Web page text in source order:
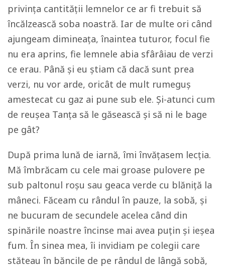
privința cantității lemnelor ce ar fi trebuit să
încălzească soba noastră. Iar de multe ori când
ajungeam dimineața, înaintea tuturor, focul fie
nu era aprins, fie lemnele abia sfârâiau de verzi
ce erau. Până și eu știam că dacă sunt prea
verzi, nu vor arde, oricât de mult rumeguș
amestecat cu gaz ai pune sub ele. Și-atunci cum
de reușea Tanța să le găsească și să ni le bage
pe gât?
După prima lună de iarnă, îmi învățasem lecția.
Mă îmbrăcam cu cele mai groase pulovere pe
sub paltonul roșu sau geaca verde cu blăniță la
mâneci. Făceam cu rândul în pauze, la sobă, și
ne bucuram de secundele acelea când din
spinările noastre încinse mai avea puțin și ieșea
fum. În sinea mea, îi invidiam pe colegii care
stăteau în băncile de pe rândul de lângă sobă,